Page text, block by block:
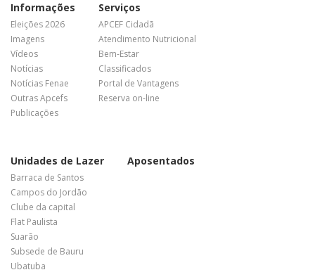
Informações
Eleições 2026
Imagens
Vídeos
Notícias
Notícias Fenae
Outras Apcefs
Publicações
Serviços
APCEF Cidadã
Atendimento Nutricional
Bem-Estar
Classificados
Portal de Vantagens
Reserva on-line
Unidades de Lazer
Barraca de Santos
Campos do Jordão
Clube da capital
Flat Paulista
Suarão
Subsede de Bauru
Ubatuba
Aposentados